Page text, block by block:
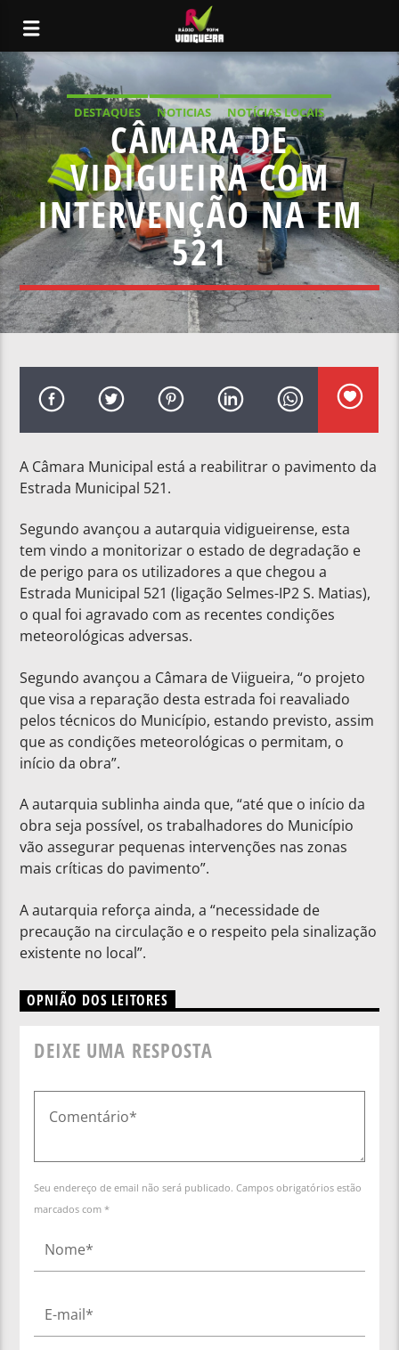
DESTAQUES NOTICIAS
NOTÍCIAS LOCAIS
NOTÍCIAS NACIONAIS
CÂMARA DE
VIDIGUEIRA COM
INTERVENÇÃO NA EM
521
A Câmara Municipal está a reabilitrar o pavimento da
Estrada Municipal 521.
Segundo avançou a autarquia vidigueirense, esta
tem vindo a monitorizar o estado de degradação e
de perigo para os utilizadores a que chegou a
Estrada Municipal 521 (ligação Selmes-IP2 S. Matias),
o qual foi agravado com as recentes condições
meteorológicas adversas.
Segundo avançou a Câmara de Viigueira, “o projeto
que visa a reparação desta estrada foi reavaliado
pelos técnicos do Município, estando previsto, assim
que as condições meteorológicas o permitam, o
início da obra”.
A autarquia sublinha ainda que, “até que o início da
obra seja possível, os trabalhadores do Município
vão assegurar pequenas intervenções nas zonas
mais críticas do pavimento”.
A autarquia reforça ainda, a “necessidade de
precaução na circulação e o respeito pela sinalização
existente no local”.
OPNIÃO DOS LEITORES
DEIXE UMA RESPOSTA
Seu endereço de email não será publicado. Campos obrigatórios estão
marcados com *